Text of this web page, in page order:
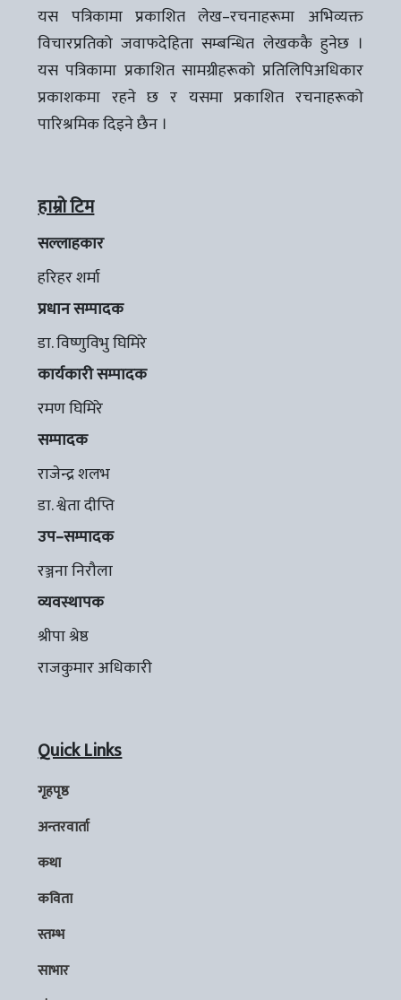
यस पत्रिकामा प्रकाशित लेख–रचनाहरूमा अभिव्यक्त
विचारप्रतिको जवाफदेहिता सम्बन्धित लेखककै हुनेछ ।
यस पत्रिकामा प्रकाशित सामग्रीहरूको प्रतिलिपिअधिकार
प्रकाशकमा रहने छ र यसमा प्रकाशित रचनाहरूको
पारिश्रमिक दिइने छैन ।
हाम्रो टिम
सल्लाहकार
हरिहर शर्मा
प्रधान सम्पादक
डा. विष्णुविभु घिमिरे
कार्यकारी सम्पादक
रमण घिमिरे
सम्पादक
राजेन्द्र शलभ
डा. श्वेता दीप्ति
उप–सम्पादक
रञ्जना निरौला
व्यवस्थापक
श्रीपा श्रेष्ठ
राजकुमार अधिकारी
Quick Links
गृहपृष्ठ
अन्तरवार्ता
कथा
कविता
स्तम्भ
साभार